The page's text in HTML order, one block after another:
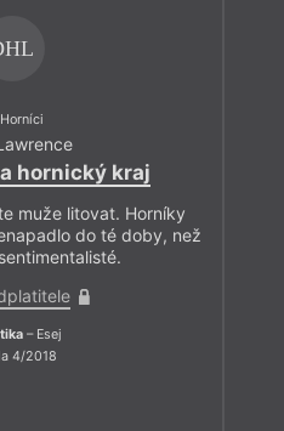
Horníci
hornický kraj
muže litovat. Horníky
do té doby, než
– Esej
4/2018